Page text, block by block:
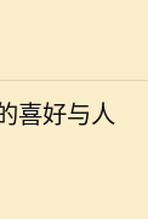
着梦想的意
喜好与人
理学一直是
。通过生辰
己的命运，
我们常听到
，成语作为